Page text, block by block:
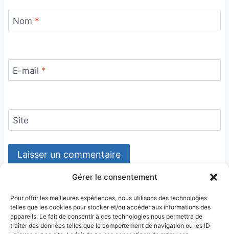
Gérer le consentement
Pour offrir les meilleures expériences, nous utilisons des technologies
telles que les cookies pour stocker et/ou accéder aux informations des
appareils. Le fait de consentir à ces technologies nous permettra de
traiter des données telles que le comportement de navigation ou les ID
Nom *
E-mail *
Site